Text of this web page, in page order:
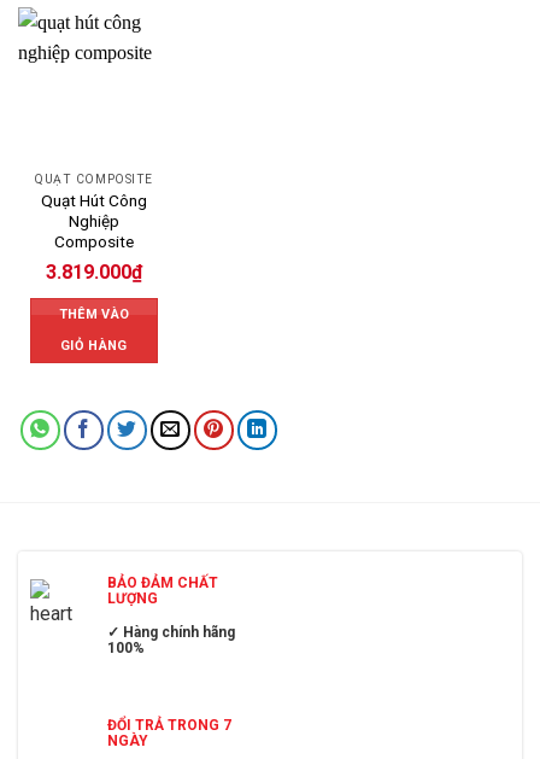
QUẠT COMPOSITE
Quạt Hút Công
Nghiệp
Composite
3.819.000₫
THÊM VÀO
GIỎ HÀNG
BẢO ĐẢM CHẤT
LƯỢNG
✓ Hàng chính hãng
100%
ĐỔI TRẢ TRONG 7
NGÀY